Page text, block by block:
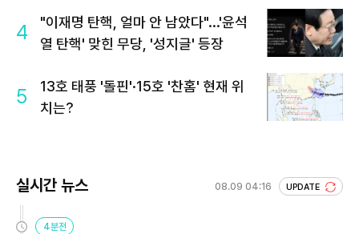
4
"이재명 탄핵, 얼마 안 남았다"...'윤석
열 탄핵' 맞힌 무당, '성지글' 등장
5
13호 태풍 '돌핀'·15호 '찬홈' 현재 위
치는?
실시간 뉴스 08.09 04:16 UPDATE
4분전